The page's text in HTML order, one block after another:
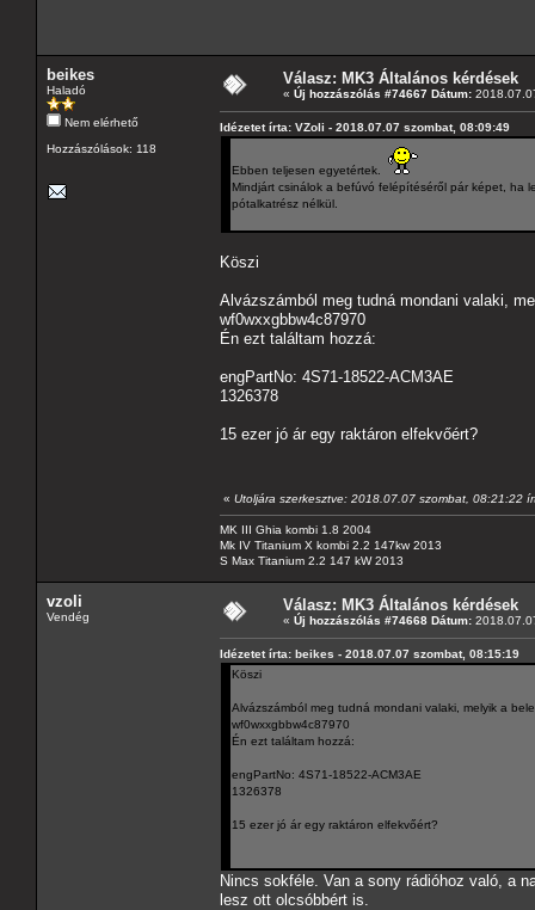
beikes
Haladó
Nem elérhető
Hozzászólások: 118
Válasz: MK3 Általános kérdések
« Új hozzászólás #74667 Dátum:
Idézetet írta: VZoli - 2018.07.07 szombat, 08:09:49
Ebben teljesen egyetértek.
Mindjárt csinálok a befúvó felépítéséről pár képet, ha
pótalkatrész nélkül.
Köszi
Alvázszámból meg tudná mondani valaki,
wf0wxxgbbw4c87970
Én ezt találtam hozzá:
engPartNo: 4S71-18522-ACM3AE
1326378
15 ezer jó ár egy raktáron elfekvőért?
« Utoljára szerkesztve: 2018.07.07 szombat, 08:21:22
MK III Ghia kombi 1.8 2004
Mk IV Titanium X kombi 2.2 147kw 2013
S Max Titanium 2.2 147 kW 2013
vzoli
Vendég
Válasz: MK3 Általános kérdések
« Új hozzászólás #74668 Dátum:
Idézetet írta: beikes - 2018.07.07 szombat, 08:15:19
Köszi
Alvázszámból meg tudná mondani valaki, melyik a
wf0wxxgbbw4c87970
Én ezt találtam hozzá:
engPartNo: 4S71-18522-ACM3AE
1326378
15 ezer jó ár egy raktáron elfekvőért?
Nincs sokféle. Van a sony rádióhoz való, a
lesz ott olcsóbbért is.